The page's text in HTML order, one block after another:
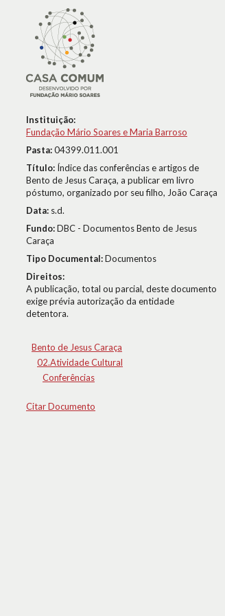
Instituição:
Fundação Mário Soares e Maria Barroso
Pasta:04399.011.001
Título: Índice das conferências e artigos de
Bento de Jesus Caraça, a publicar em livro
póstumo, organizado por seu filho, João Caraça
Data: s.d.
Fundo:DBC - Documentos Bento de Jesus
Caraça
Tipo Documental:Documentos
Direitos:
A publicação, total ou parcial, deste documento
exige prévia autorização da entidade
detentora.
Bento de Jesus Caraça
02.Atividade Cultural
Conferências
Citar Documento